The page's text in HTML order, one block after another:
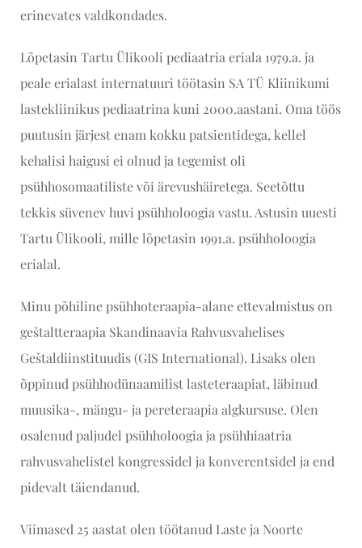
erinevates valdkondades.
Lõpetasin Tartu Ülikooli pediaatria eriala 1979.a. ja
peale erialast internatuuri töötasin SA TÜ Kliinikumi
lastekliinikus pediaatrina kuni 2000.aastani. Oma töös
puutusin järjest enam kokku patsientidega, kellel
kehalisi haigusi ei olnud ja tegemist oli
psühhosomaatiliste või ärevushäiretega. Seetõttu
tekkis süvenev huvi psühholoogia vastu. Astusin uuesti
Tartu Ülikooli, mille lõpetasin 1991.a. psühholoogia
erialal.
Minu põhiline psühhoteraapia-alane ettevalmistus on
geštaltteraapia Skandinaavia Rahvusvahelises
Geštaldiinstituudis (GIS International). Lisaks olen
õppinud psühhodünaamilist lasteteraapiat, läbinud
muusika-, mängu- ja pereteraapia algkursuse. Olen
osalenud paljudel psühholoogia ja psühhiaatria
rahvusvahelistel kongressidel ja konverentsidel ja end
pidevalt täiendanud.
Viimased 25 aastat olen töötanud Laste ja Noorte